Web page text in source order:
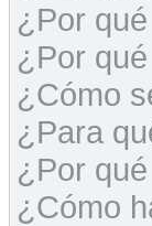
¿Por
¿Por
¿Cómo
¿Para
¿Por
¿Cómo